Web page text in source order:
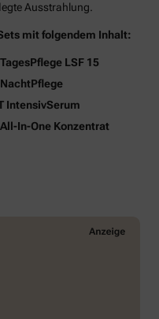
Ausstrahlung.
mit folgendem Inhalt:
LSF 15
IntensivSerum
In-One Konzentrat